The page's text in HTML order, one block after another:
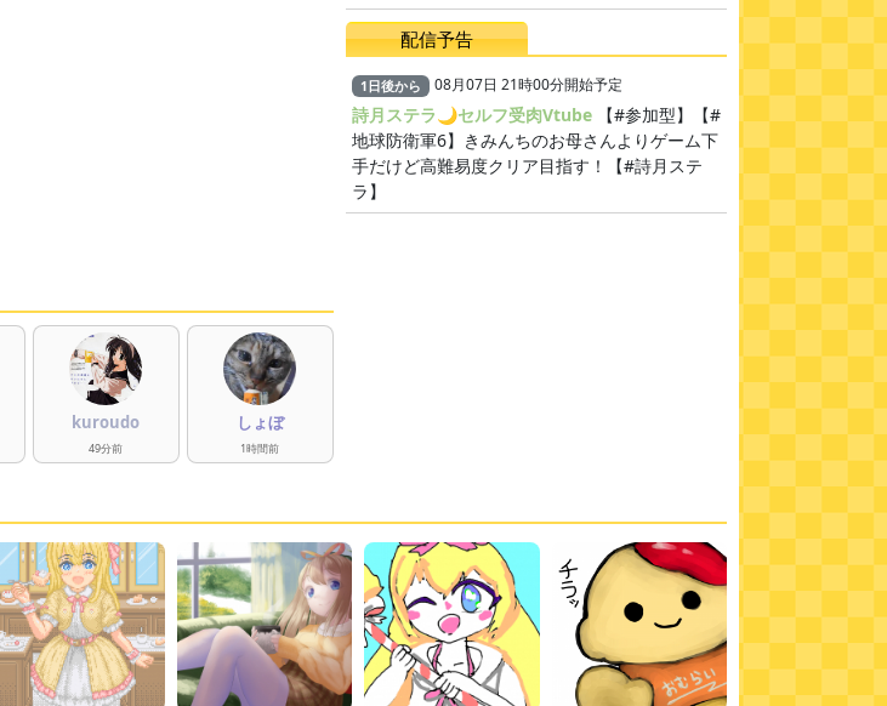
kuroudo
49分前
しょぼ
1時間前
配信予告
1 日後から 08月07日 21時00分開始予定
詩月ステラ🌙セルフ受肉Vtube 【#参加型】【#
地球防衛軍6】きみんちのお母さんよりゲーム下
手だけど高難易度クリア目指す！【#詩月ステ
ラ】